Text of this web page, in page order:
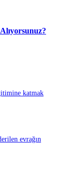
katmak
evrağın